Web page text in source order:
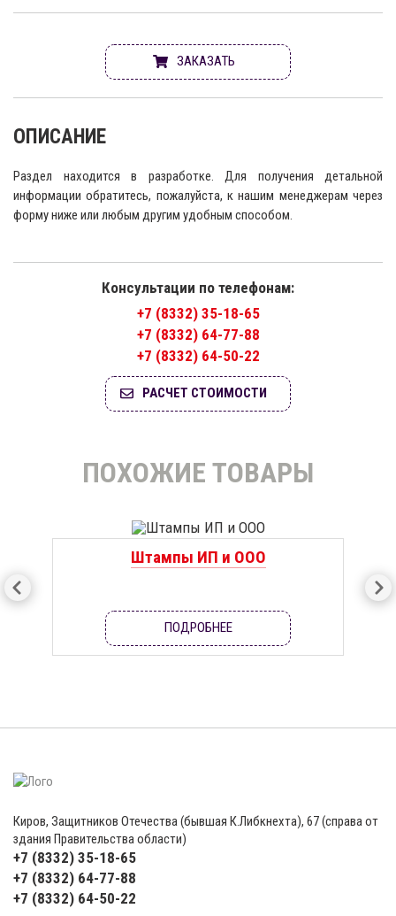
ЗАКАЗАТЬ
ОПИСАНИЕ
Раздел находится в разработке. Для получения детальной
информации обратитесь, пожалуйста, к нашим менеджерам через
форму ниже или любым другим удобным способом.
Консультации по телефонам:
+7 (8332) 35-18-65
+7 (8332) 64-77-88
+7 (8332) 64-50-22
РАСЧЕТ СТОИМОСТИ
ПОХОЖИЕ ТОВАРЫ
Штампы ИП и ООО
ПОДРОБНЕЕ
Киров, Защитников Отечества (бывшая К.Либкнехта), 67 (справа от
здания Правительства области)
+7 (8332) 35-18-65
+7 (8332) 64-77-88
+7 (8332) 64-50-22